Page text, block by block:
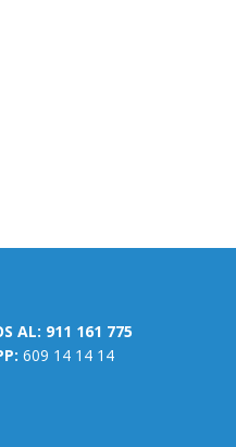
AL: 911 161 775
609 14 14 14